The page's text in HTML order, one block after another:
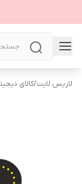
لاریس لایت/کالای